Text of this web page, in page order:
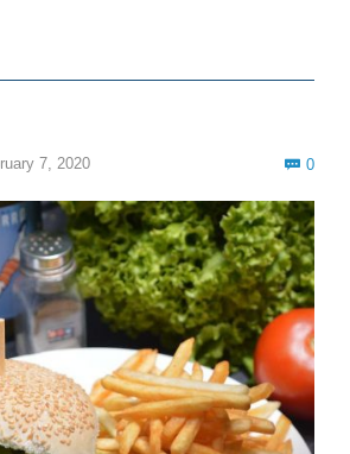
7, 2020  0